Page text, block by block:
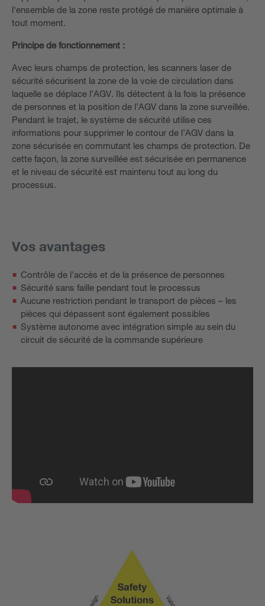
l'ensemble de la zone reste protégé de manière optimale à
tout moment.
Principe de fonctionnement :
Avec leurs champs de protection, les scanners laser de
sécurité sécurisent la zone de la voie de circulation dans
laquelle se déplace l’AGV. Ils détectent à la fois la présence
de personnes et la position de l’AGV dans la zone surveillée.
Pendant le trajet, le système de sécurité utilise ces
informations pour supprimer le contour de l’AGV dans la
zone sécurisée en commutant les champs de protection. De
cette façon, la zone surveillée est sécurisée en permanence
et le niveau de sécurité est maintenu tout au long du
processus.
Vos avantages
Contrôle de l'accès et de la présence de personnes
Sécurité sans faille pendant tout le processus
Aucune restriction pendant le transport de pièces – les
pièces qui dépassent sont également possibles
Système autonome avec intégration simple au sein du
circuit de sécurité de la commande supérieure